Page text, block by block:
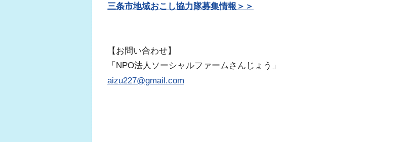
三条市地域おこし協力隊募集情報＞＞
【お問い合わせ】
「NPO法人ソーシャルファームさんじょう」
aizu227@gmail.com